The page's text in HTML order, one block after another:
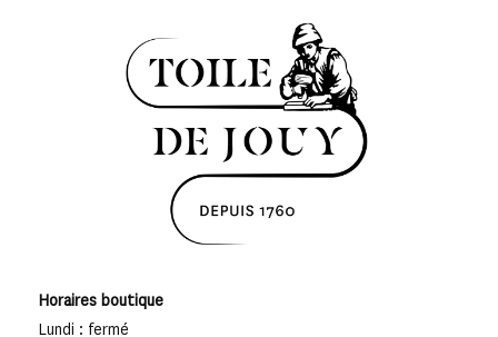
Horaires boutique
Lundi : fermé